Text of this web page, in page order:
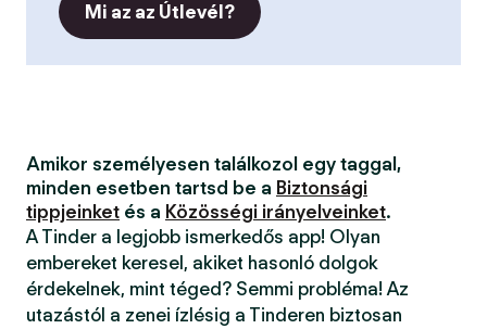
Mi az az Útlevél?
Amikor személyesen találkozol egy taggal,
minden esetben tartsd be a Biztonsági
tippjeinket és a Közösségi irányelveinket.
A Tinder a legjobb ismerkedős app! Olyan
embereket keresel, akiket hasonló dolgok
érdekelnek, mint téged? Semmi probléma! Az
utazástól a zenei ízlésig a Tinderen biztosan